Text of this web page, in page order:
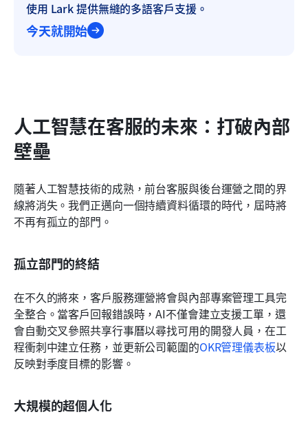
使用 Lark 提供無縫的多語客戶支援。
今天就開始
人工智慧在客服的未來：打破內部
壁壘
隨著人工智慧技術的成熟，前台客服與後台運營之間的界
線將消失。我們正邁向一個持續資料循環的時代，屆時將
不再有孤立的部門。
孤立部門的終結
在不久的將來，客戶服務運營將會與內部專案管理工具完
全整合。當客戶回報錯誤時，AI不僅會建立支援工單，還
會自動交叉參照共享行事曆以尋找可用的開發人員，在工
程衝刺中建立任務，並更新公司範圍的OKR管理儀表板以
反映對季度目標的影響。
大規模的超個人化